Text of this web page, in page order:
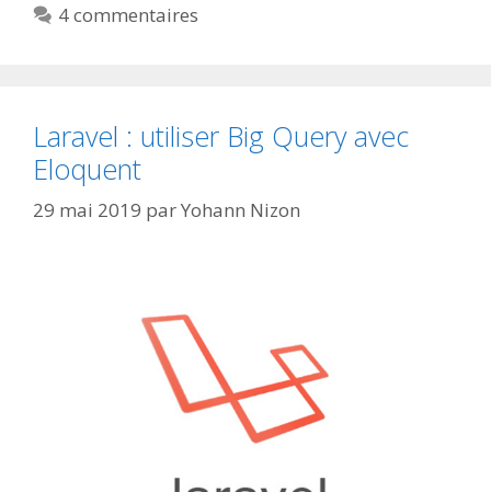
4 commentaires
Laravel : utiliser Big Query avec
Eloquent
29 mai 2019 parYohann Nizon